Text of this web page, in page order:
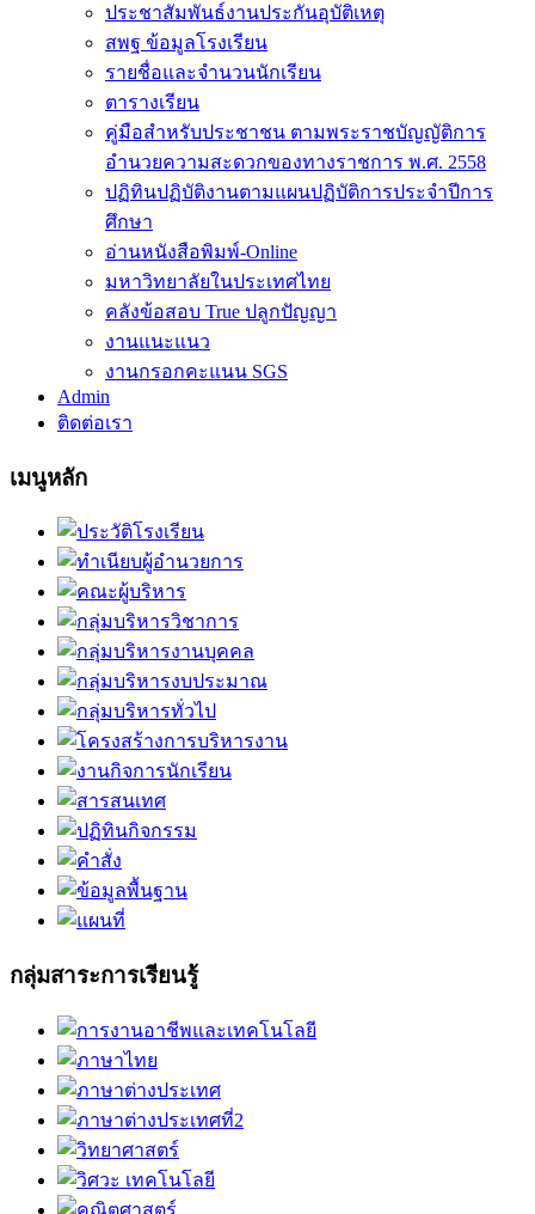
ประชาสัมพันธ์งานประกันอุบัติเหตุ
สพฐ ข้อมูลโรงเรียน
รายชื่อและจำนวนนักเรียน
ตารางเรียน
คู่มือสำหรับประชาชน ตามพระราชบัญญัติการ
อำนวยความสะดวกของทางราชการ พ.ศ. 2558
ปฏิทินปฏิบัติงานตามแผนปฏิบัติการประจำปีการ
ศึกษา
อ่านหนังสือพิมพ์-Online
มหาวิทยาลัยในประเทศไทย
คลังข้อสอบ True ปลูกปัญญา
งานแนะแนว
งานกรอกคะแนน SGS
Admin
ติดต่อเรา
เมนูหลัก
กลุ่มสาระการเรียนรู้